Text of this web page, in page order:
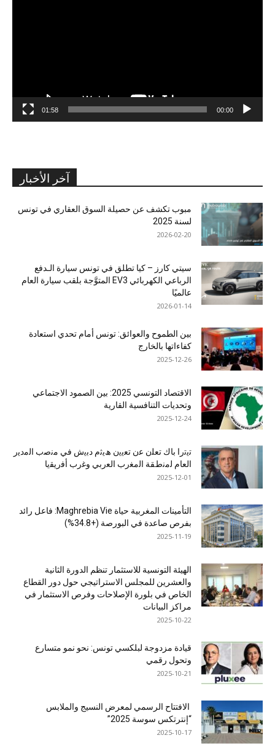
00:00
01:58
آخر الأخبار
مبوب تكشف عن حصيلة السوق العقاري في تونس
لسنة 2025
2026-02-20
سيتي كارز – كيا تطلق في تونس سيارة الـدفع
الرباعي الكهربائي EV3 المتوَّجة بلقب سيارة العام
عالميًا
2026-01-14
بين الطموح والعوائق: تونس أمام تحدي استعادة
كفاءاتها بالخارج
2025-12-26
الاقتصاد التونسي 2025: بين الصمود الاجتماعي
وتحديات التنافسية القارية
2025-12-24
ﺗﯾﺗرا ﺑﺎك ﺗﻌﻠن ﻋن ﺗﻌﯾﯾن ھﯾﺛم دﺑﯾش ﻓﻲ ﻣﻧﺻب اﻟﻣدﯾر
اﻟﻌﺎم ﻟﻣﻧطﻘﺔ اﻟﻣﻐرب اﻟﻌرﺑﻲ وﻏرب أﻓرﯾﻘﯾﺎ
2025-12-01
التأمينات المغربية حياة Maghrebia Vie: فاعل رائد
بفرص صاعدة في البورصة (+34.8%)
2025-11-19
الهيئة التونسية للاستثمار تنظم الدورة الثانية
والعشرين للمجلس الاستراتيجي حول دور القطاع
الخاص في بلورة الإصلاحات وفرص الاستثمار في
مراكز البيانات
2025-10-22
قيادة مزدوجة لبلكسي تونس: نحو نمو متسارع
وتحول رقمي
2025-10-21
الافتتاح الرسمي لمعرض النسيج والملابس
“إنترتكس سوسة 2025”
2025-10-17